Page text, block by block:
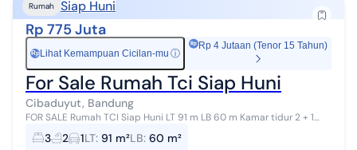
Rumah Siap Huni
Rp 775 Juta
Rp Lihat Kemampuan Cicilan-mu ⓘ
Rp 4 Jutaan (Tenor 15 Tahun)
For Sale Rumah Tci Siap Huni
Cibaduyut, Bandung
FOR SALE Rumah TCI Siap Huni LT 91 m LB 60 m Kamar tidur 2 + 1
Kamar mandi 1 + 1 Air sibel Listrik 1300 W Carport 1 mobil Op 775
jt/thn nego *m...
3 2 1LT: 91 m²LB: 60 m²